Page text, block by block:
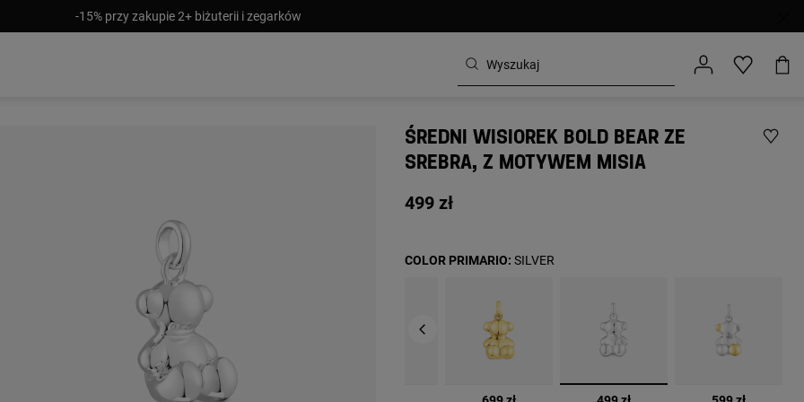
-15% przy zakupie 2+ biżuterii i zegarków
ŚREDNI WISIOREK BOLD BEAR ZE
SREBRA, Z MOTYWEM MISIA
499 zł
wybrane
COLOR PRIMARIO: SILVER